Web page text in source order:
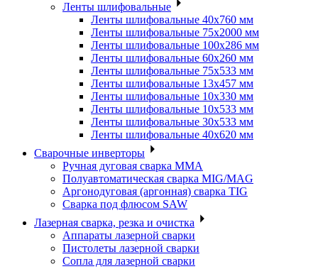
Ленты шлифовальные
Ленты шлифовальные 40х760 мм
Ленты шлифовальные 75х2000 мм
Ленты шлифовальные 100х286 мм
Ленты шлифовальные 60х260 мм
Ленты шлифовальные 75х533 мм
Ленты шлифовальные 13х457 мм
Ленты шлифовальные 10х330 мм
Ленты шлифовальные 10х533 мм
Ленты шлифовальные 30х533 мм
Ленты шлифовальные 40х620 мм
Сварочные инверторы
Ручная дуговая сварка MMA
Полуавтоматическая сварка MIG/MAG
Аргонодуговая (аргонная) сварка TIG
Сварка под флюсом SAW
Лазерная сварка, резка и очистка
Аппараты лазерной сварки
Пистолеты лазерной сварки
Сопла для лазерной сварки